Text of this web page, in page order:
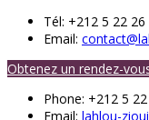
Tél: +212 5 22 26
Email:
Obtenez un rendez-
Phone: +212 5
Email: lahlou-